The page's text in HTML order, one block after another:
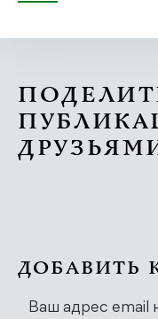
ДОБАВИТЬ
Ваш адрес email